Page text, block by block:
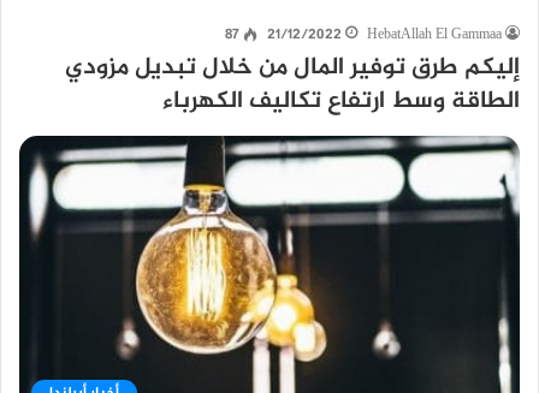
HebatAllah El Gammaa
21/12/2022
87
إليكم طرق توفير المال من خلال تبديل مزودي
الطاقة وسط ارتفاع تكاليف الكهرباء